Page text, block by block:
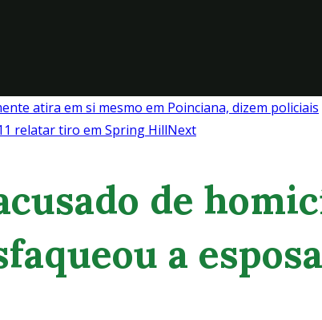
atira em si mesmo em Poinciana, dizem policiais
relatar tiro em Spring HillNext
de
a